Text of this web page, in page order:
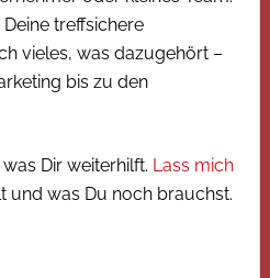
treffsichere
vieles, was dazugehört –
bis zu den
Dir weiterhilft. Lass mich
und was Du noch brauchst.